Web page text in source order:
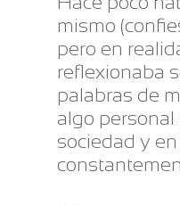
mismo
pero en
reflexionaba
palabras de
algo personal
sociedad y